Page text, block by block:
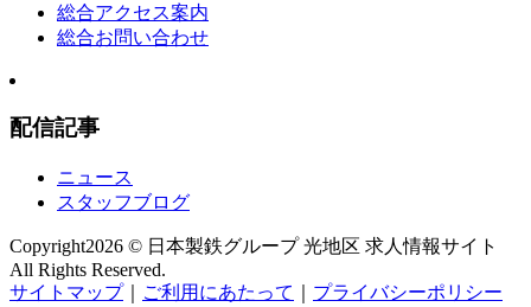
総合アクセス案内
総合お問い合わせ
配信記事
ニュース
スタッフブログ
Copyright2026 © 日本製鉄グループ 光地区 求人情報サイト
All Rights Reserved.
サイトマップ｜ ご利用にあたって プライバシーポリシー